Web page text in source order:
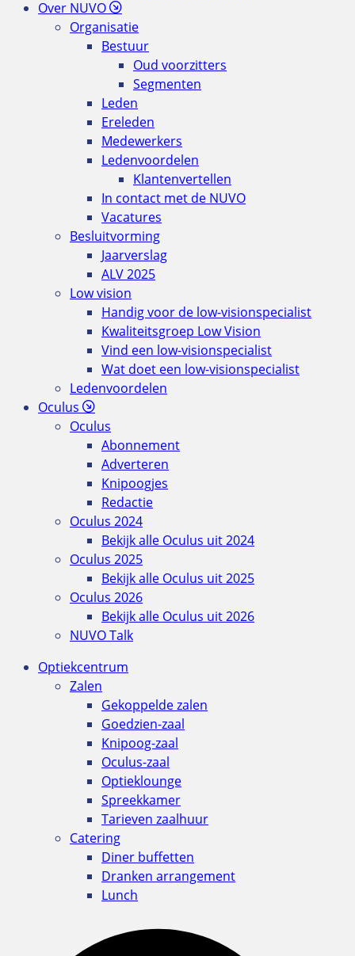
Over NUVO
Organisatie
Bestuur
Oud voorzitters
Segmenten
Leden
Ereleden
Medewerkers
Ledenvoordelen
Klantenvertellen
In contact met de NUVO
Vacatures
Besluitvorming
Jaarverslag
ALV 2025
Low vision
Handig voor de low-visionspecialist
Kwaliteitsgroep Low Vision
Vind een low-visionspecialist
Wat doet een low-visionspecialist
Ledenvoordelen
Oculus
Oculus
Abonnement
Adverteren
Knipoogjes
Redactie
Oculus 2024
Bekijk alle Oculus uit 2024
Oculus 2025
Bekijk alle Oculus uit 2025
Oculus 2026
Bekijk alle Oculus uit 2026
NUVO Talk
Optiekcentrum
Zalen
Gekoppelde zalen
Goedzien-zaal
Knipoog-zaal
Oculus-zaal
Optieklounge
Spreekkamer
Tarieven zaalhuur
Catering
Diner buffetten
Dranken arrangement
Lunch